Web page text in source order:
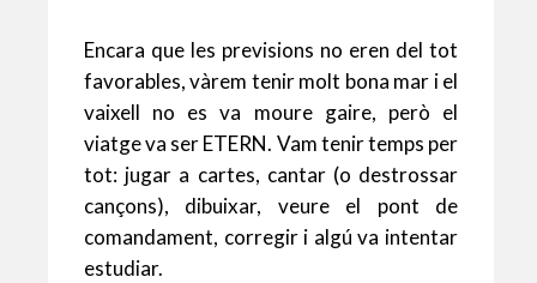
Encara que les previsions no eren del tot
favorables, vàrem tenir molt bona mar i el
vaixell no es va moure gaire, però el
viatge va ser ETERN. Vam tenir temps per
tot: jugar a cartes, cantar (o destrossar
cançons), dibuixar, veure el pont de
comandament, corregir i algú va intentar
estudiar.